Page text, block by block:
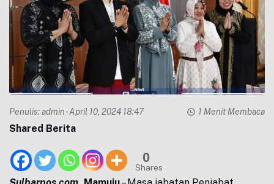
Penulis:admin- April 10, 2024 18:47 1 Menit Membaca
Shared Berita
0
Shares